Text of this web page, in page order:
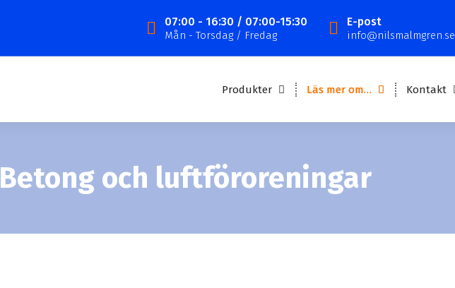
07:00 - 16:30 / 07:00-15:30
Mån - Torsdag / Fredag
E-post
info@nilsmalmgren.se
Produkter Läs mer om… Kontakt
Betong och luftföroreningar